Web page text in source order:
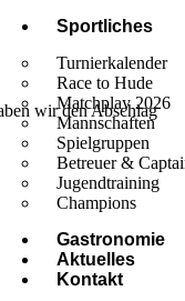
Sportliches
Turnierkalender
Race to Hude
Matchplay 2026
Mannschaften
Spielgruppen
Betreuer &
Jugendtraining
Champions
Gastronomie
Aktuelles
Kontakt
wir den Abschlag